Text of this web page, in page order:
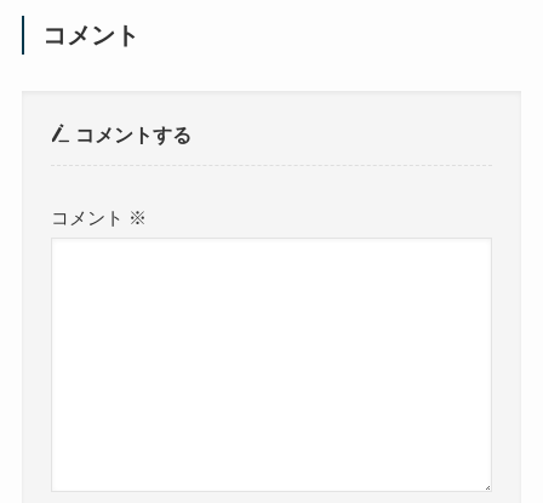
コメント
コメントする
コメント ※